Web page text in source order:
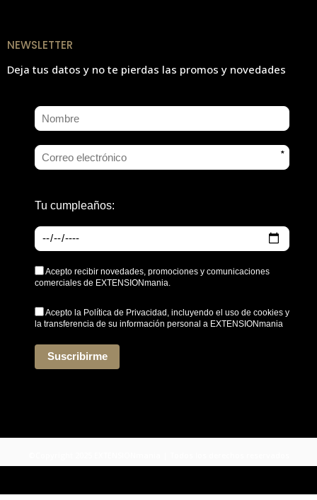
NEWSLETTER
Deja tus datos y no te pierdas las promos y novedades
*
Tu cumpleaños:
Acepto recibir novedades, promociones y comunicaciones
comerciales de EXTENSIONmania.
Acepto la Política de Privacidad , incluyendo el uso de cookies y
la transferencia de su información personal a EXTENSIONmania
Suscribirme